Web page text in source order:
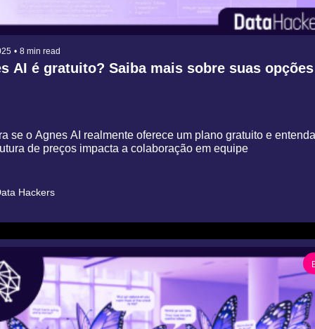
• 8 min read
AI é gratuito? Saiba mais sobre suas
se o Agnes AI realmente oferece um plano gratuito e
de preços impacta a colaboração em equipe
Hackers